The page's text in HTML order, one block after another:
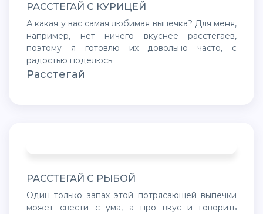
РАССТЕГАЙ С КУРИЦЕЙ
А какая у вас самая любимая выпечка? Для меня,
например, нет ничего вкуснее расстегаев,
поэтому я готовлю их довольно часто, с
радостью поделюсь
Расстегай
РАССТЕГАЙ С РЫБОЙ
Один только запах этой потрясающей выпечки
может свести с ума, а про вкус и говорить